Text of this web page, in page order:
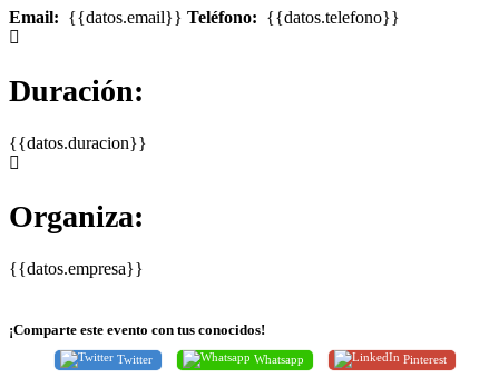
Email: {{datos.email}} Teléfono: {{datos.telefono}}
Duración:
{{datos.duracion}}
Organiza:
{{datos.empresa}}
¡Comparte este evento con tus conocidos!
Twitter Whatsapp Pinterest